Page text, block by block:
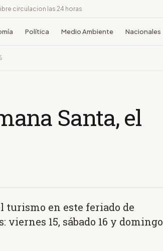
circulacion las 24 horas
Política Medio Ambiente Nacionales
Santa, el
turismo en este feriado de
viernes 15, sábado 16 y domingo